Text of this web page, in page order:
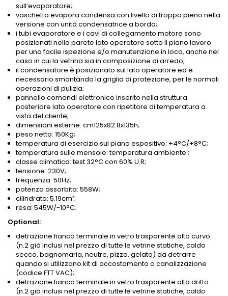
sull’evaporatore;
vaschetta evapora condensa con livello di troppo pieno nella
versione con unità condensatrice a bordo;
i tubi evaporatore e i cavi di collegamento motore sono
posizionati nella parete lato operatore sotto il piano lavoro
per una facile ispezione e/o manutenzione in loco, anche nel
caso in cui la vetrina sia in composizione di arredo;
il condensatore è posizionato sul lato operatore ed è
necessario smontando la griglia di protezione, per le normali
operazioni di pulizia;
pannello comandi elettronico inserito nella struttura
posteriore lato operatore con ripetitore di temperatura a
vista del cliente;
dimensioni esterne: cm125x82.8x135h;
peso netto: 150Kg;
temperatura di esercizio sul piano espositivo: +4°C/+8°C;
temperatura sulle mensole: temperatura ambiente ;
classe climatica: test 32°C con 60% U.R;
tensione: 230V;
frequenza: 50Hz;
potenza assorbita: 558W;
cilindrata: 5.19cm³;
resa: 545W/-10°C.
Optional:
detrazione fianco terminale in vetro trasparente alto curvo
(n.2 già inclusi nel prezzo di tutte le vetrine statiche, caldo
secco, bagnomaria, neutre, pizza, gelato) da detrarre
quando si utilizzano kit di accostamento o canalizzazione
(codice FTT VAC);
detrazione fianco terminale in vetro trasparente alto dritto
(n.2 già inclusi nel prezzo di tutte le vetrine statiche, caldo